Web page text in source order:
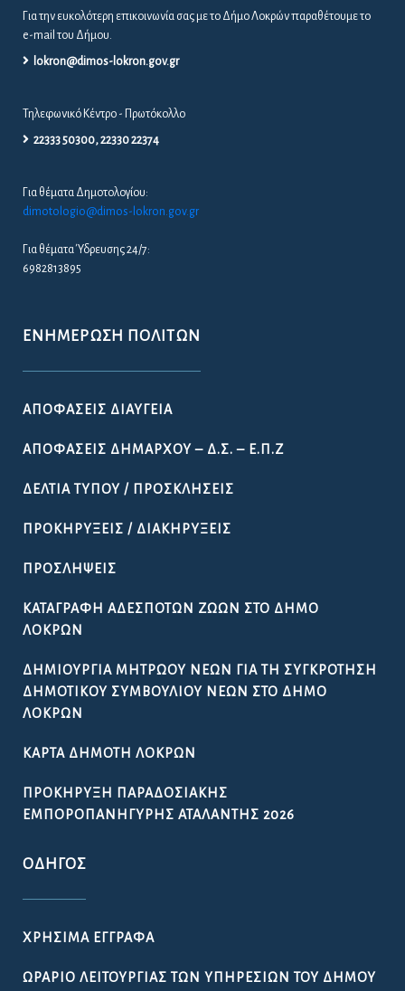
Για την ευκολότερη επικοινωνία σας με το Δήμο Λοκρών παραθέτουμε το
e-mail του Δήμου.
lokron@dimos-lokron.gov.gr
Τηλεφωνικό Κέντρο - Πρωτόκολλο
22333 50300, 22330 22374
Για θέματα Δημοτολογίου:
dimotologio@dimos-lokron.gov.gr
Για θέματα Ύδρευσης 24/7:
6982813895
ΕΝΗΜΈΡΩΣΗ ΠΟΛΙΤΏΝ
ΑΠΟΦΆΣΕΙΣ ΔΙΑΎΓΕΙΑ
ΑΠΟΦΆΣΕΙΣ ΔΗΜΆΡΧΟΥ – Δ.Σ. – Ε.Π.Ζ
ΔΕΛΤΊΑ ΤΎΠΟΥ / ΠΡΟΣΚΛΉΣΕΙΣ
ΠΡΟΚΗΡΎΞΕΙΣ / ΔΙΑΚΗΡΎΞΕΙΣ
ΠΡΟΣΛΉΨΕΙΣ
ΚΑΤΑΓΡΑΦΉ ΑΔΈΣΠΟΤΩΝ ΖΏΩΝ ΣΤΟ ΔΉΜΟ
ΛΟΚΡΏΝ
ΔΗΜΙΟΥΡΓΊΑ ΜΗΤΡΏΟΥ ΝΈΩΝ ΓΙΑ ΤΗ ΣΥΓΚΡΌΤΗΣΗ
ΔΗΜΟΤΙΚΟΎ ΣΥΜΒΟΥΛΊΟΥ ΝΈΩΝ ΣΤΟ ΔΉΜΟ
ΛΟΚΡΏΝ
ΚΆΡΤΑ ΔΗΜΌΤΗ ΛΟΚΡΏΝ
ΠΡΟΚΉΡΥΞΗ ΠΑΡΑΔΟΣΙΑΚΉΣ
ΕΜΠΟΡΟΠΑΝΉΓΥΡΗΣ ΑΤΑΛΆΝΤΗΣ 2026
ΟΔΗΓΌΣ
ΧΡΉΣΙΜΑ ΈΓΓΡΑΦΑ
ΩΡΆΡΙΟ ΛΕΙΤΟΥΡΓΊΑΣ ΤΩΝ ΥΠΗΡΕΣΙΏΝ ΤΟΥ ΔΉΜΟΥ